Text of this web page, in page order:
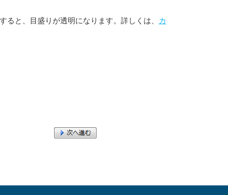
ると、目盛りが透明になります。詳しくは、
カ